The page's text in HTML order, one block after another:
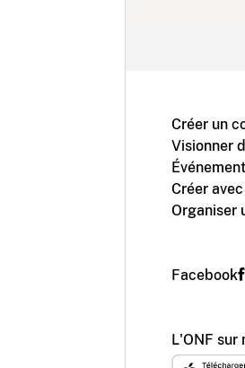
Créer un
Visionner
Créer
Organiser
Facebook
L'ONF sur